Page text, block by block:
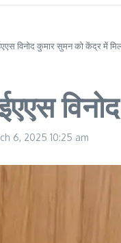
विनोद कुमार सुमन को केंद्र में
6, 2025 10:25 am